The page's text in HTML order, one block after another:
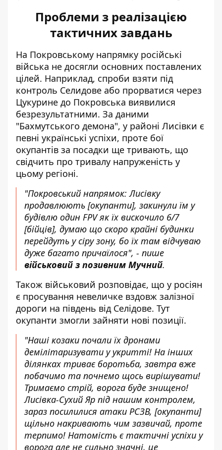
Проблеми з реалізацією
тактичних завдань
На Покровському напрямку російські
війська не досягли основних поставлених
цілей. Наприклад, спроби взяти під
контроль Селидове або прорватися через
Цукурине до Покровська виявилися
безрезультатними. За даними
"Бахмутського демона", у районі Лисівки є
певні українські успіхи, проте бої
окупантів за посадки ще тривають, що
свідчить про тривалу напруженість у
цьому регіоні.
"Покровський напрямок: Лисівку
продавлюють [окупанти], закинули їм у
будівлю один FPV як їх вискочило 6/7
[бійців], думаю що скоро крайні будинки
перейдуть у сіру зону, бо їх там відчуваю
дуже багато причаїлося", - пише
військовий з позивним Мучний.
Також військовий розповідає, що у росіян
є просування невеличке вздовж залізної
дороги на південь від Селідове. Тут
окупанти змогли зайняти нові позиції.
"Наші козаки почали їх дронами
демілітаризувати у укритті! На інших
ділянках триває боротьба, завтра вже
побачимо та почнемо щось вирішувати!
Тримаємо стрій, ворога буде знищено!
Лисівка-Сухий Яр під нашим контролем,
зараз посилилися атаки РСЗВ, [окупанти]
щільно накривають чим зазвичай, проте
терпимо! Натомість є тактичні успіхи у
ворога але не сильно значні, це